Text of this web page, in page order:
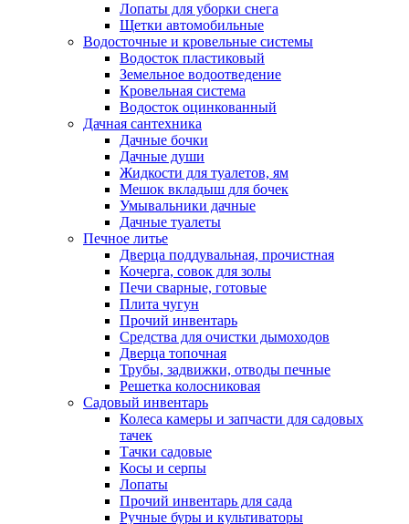
Лопаты для уборки снега
Щетки автомобильные
Водосточные и кровельные системы
Водосток пластиковый
Земельное водоотведение
Кровельная система
Водосток оцинкованный
Дачная сантехника
Дачные бочки
Дачные души
Жидкости для туалетов, ям
Мешок вкладыш для бочек
Умывальники дачные
Дачные туалеты
Печное литье
Дверца поддувальная, прочистная
Кочерга, совок для золы
Печи сварные, готовые
Плита чугун
Прочий инвентарь
Средства для очистки дымоходов
Дверца топочная
Трубы, задвижки, отводы печные
Решетка колосниковая
Садовый инвентарь
Колеса камеры и запчасти для садовых
тачек
Тачки садовые
Косы и серпы
Лопаты
Прочий инвентарь для сада
Ручные буры и культиваторы